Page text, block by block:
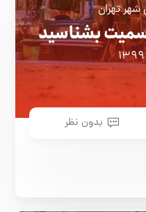
شهر تهران
بشناسید
بدون نظر